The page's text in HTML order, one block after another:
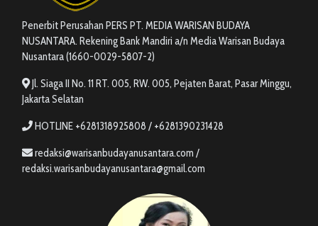
Penerbit Perusahan PERS PT. MEDIA WARISAN BUDAYA
NUSANTARA. Rekening Bank Mandiri a/n Media Warisan Budaya
Nusantara (1660-0029-5807-2)
Jl. Siaga II No. 11 RT. 005, RW. 005, Pejaten Barat, Pasar Minggu,
Jakarta Selatan
HOTLINE +6281318925808 / +6281390231428
redaksi@warisanbudayanusantara.com /
redaksi.warisanbudayanusantara@gmail.com